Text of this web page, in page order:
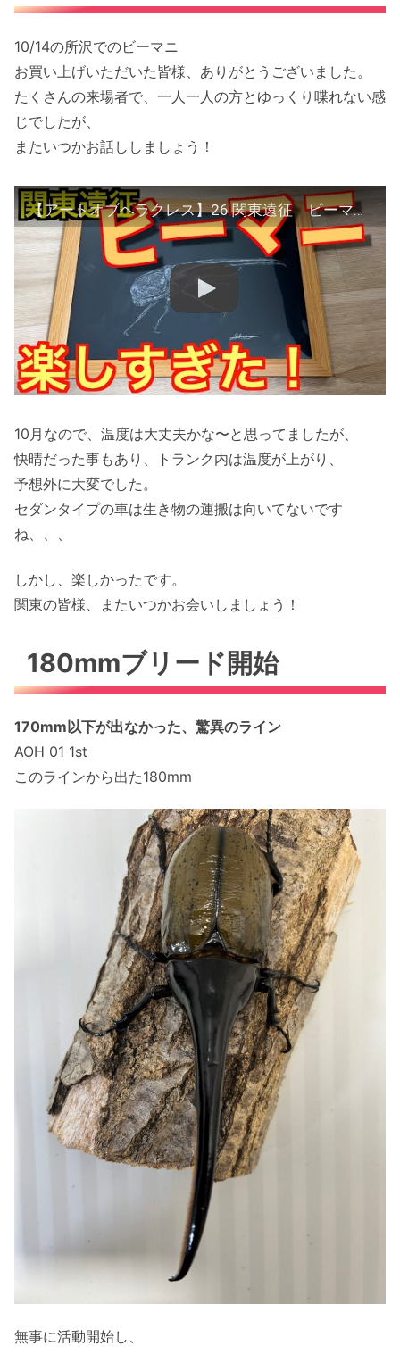
10/14の所沢でのビーマニ
お買い上げいただいた皆様、ありがとうございました。
たくさんの来場者で、一人一人の方とゆっくり喋れない感
じでしたが、
またいつかお話ししましょう！
【アートオブヘラクレス】26 関東遠征 ビーマニ 楽しすぎた！
10月なので、温度は大丈夫かな〜と思ってましたが、
快晴だった事もあり、トランク内は温度が上がり、
予想外に大変でした。
セダンタイプの車は生き物の運搬は向いてないです
ね、、、
しかし、楽しかったです。
関東の皆様、またいつかお会いしましょう！
180mmブリード開始
170mm以下が出なかった、驚異のライン
AOH 01 1st
このラインから出た180mm
無事に活動開始し、